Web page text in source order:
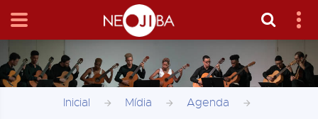
Inicial Mídia Agenda